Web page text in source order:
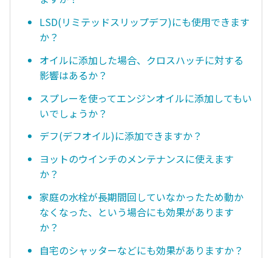
LSD(リミテッドスリップデフ)にも使用できます
か？
オイルに添加した場合、クロスハッチに対する
影響はあるか？
スプレーを使ってエンジンオイルに添加してもい
いでしょうか？
デフ(デフオイル)に添加できますか？
ヨットのウインチのメンテナンスに使えます
か？
家庭の水栓が長期間回していなかったため動か
なくなった、という場合にも効果があります
か？
自宅のシャッターなどにも効果がありますか？